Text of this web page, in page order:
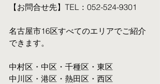
【お問合せ先】TEL：052-524-9301
名古屋市16区すべてのエリアでご紹介
できます。
中村区・中区・千種区・東区
中川区・港区・熱田区・西区